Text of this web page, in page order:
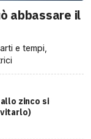
abbassare il
e tempi,
zinco si